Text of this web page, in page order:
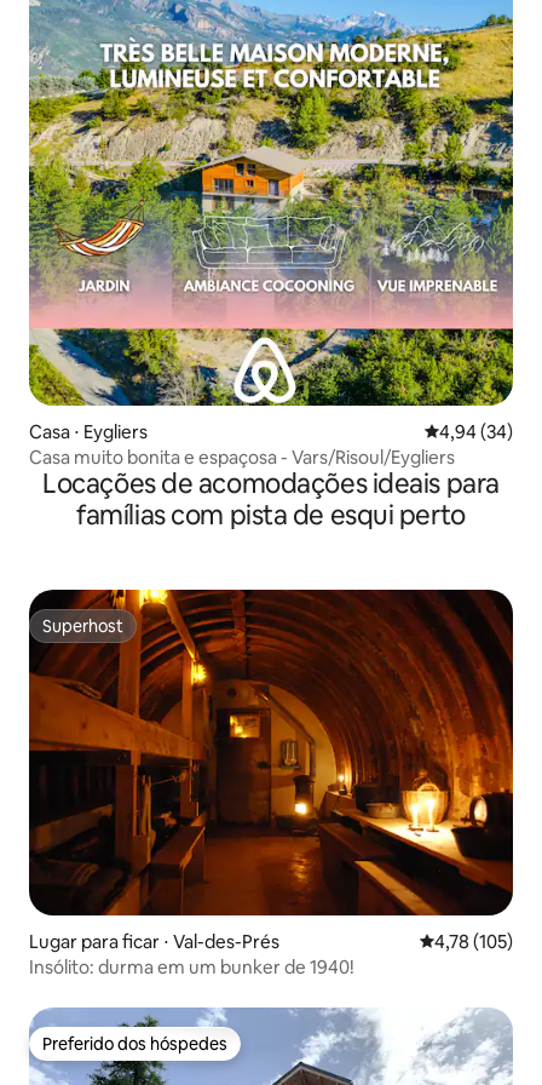
Casa ⋅ Eygliers 4,94 de uma
4,94 (34)
Casa muito bonita e espaçosa - Vars/Risoul/Eygliers
Locações de acomodações ideais para
famílias com pista de esqui perto
Superhost
Superhost
Lugar para ficar ⋅ Val-des-Prés 4,78 de uma
4,78 (105)
Insólito: durma em um bunker de 1940!
Preferido dos hóspedes
Preferido dos hóspedes